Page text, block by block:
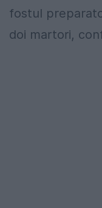
fostul
doi martori,